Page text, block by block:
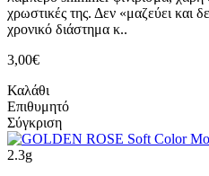
χρωστικές της. Δεν «μαζεύει και
χρονικό διάστημα κ..
3,00€
Καλάθι
Επιθυμητό
Σύγκριση
2.3g